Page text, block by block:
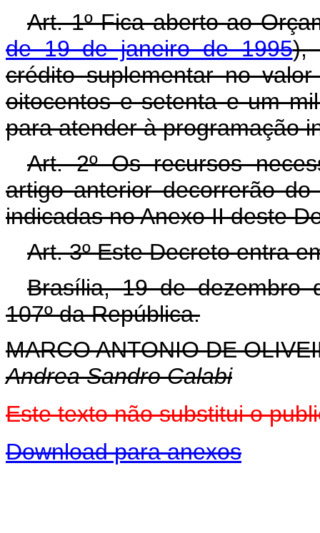
Art. 1º Fica aberto ao
de 19 de janeiro de 1995),
crédito suplementar no
oitocentos e setenta e um
para atender à programação
Art. 2º Os recursos
artigo anterior decorrerão
indicadas no Anexo II deste
Art. 3º Este Decreto entra
Brasília, 19 de dezembro
107º da República.
MARCO ANTONIO DE
Andrea Sandro Calabi
Este texto não substitui o
Download para anexos